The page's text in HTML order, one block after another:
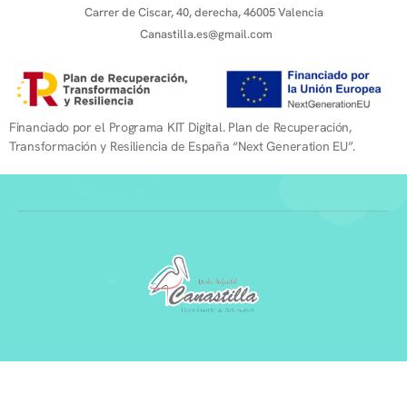
Carrer de Ciscar, 40, derecha, 46005 Valencia
Canastilla.es@gmail.com
Financiado por el Programa KIT Digital. Plan de Recuperación,
Transformación y Resiliencia de España “Next Generation EU”.